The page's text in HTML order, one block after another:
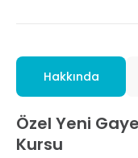
Hakkında
Özel Yeni
Kursu